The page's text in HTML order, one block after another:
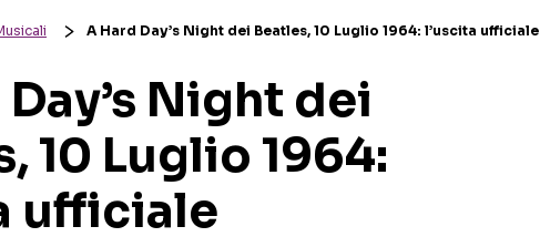
A Hard Day’s Night dei Beatles, 10 Luglio 1964: l’uscita ufficiale
Night dei
10 Luglio 1964:
ufficiale